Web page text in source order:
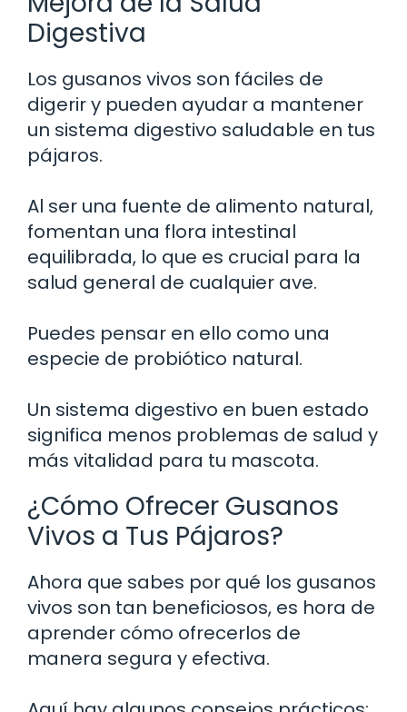
Digestiva
Los gusanos vivos son fáciles de
digerir y pueden ayudar a mantener
un sistema digestivo saludable en tus
pájaros.
Al ser una fuente de alimento natural,
fomentan una flora intestinal
equilibrada, lo que es crucial para la
salud general de cualquier ave.
Puedes pensar en ello como una
especie de probiótico natural.
Un sistema digestivo en buen estado
significa menos problemas de salud y
más vitalidad para tu mascota.
¿Cómo Ofrecer Gusanos
Vivos a Tus Pájaros?
Ahora que sabes por qué los gusanos
vivos son tan beneficiosos, es hora de
aprender cómo ofrecerlos de
manera segura y efectiva.